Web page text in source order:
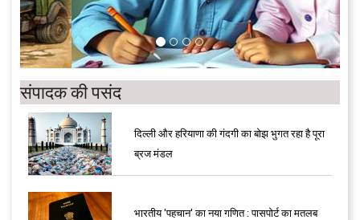
संपादक की पसंद
दिल्ली और हरियाणा की गंदगी का बोझ भुगत रहा है पूरा
ब्रज मंडल
भारतीय 'पहचान' का नया गणित : पासपोर्ट का मतलब